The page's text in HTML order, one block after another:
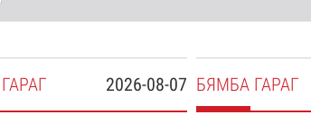
2026-08-07
ГАРАГ БЯМБА ГАРАГ